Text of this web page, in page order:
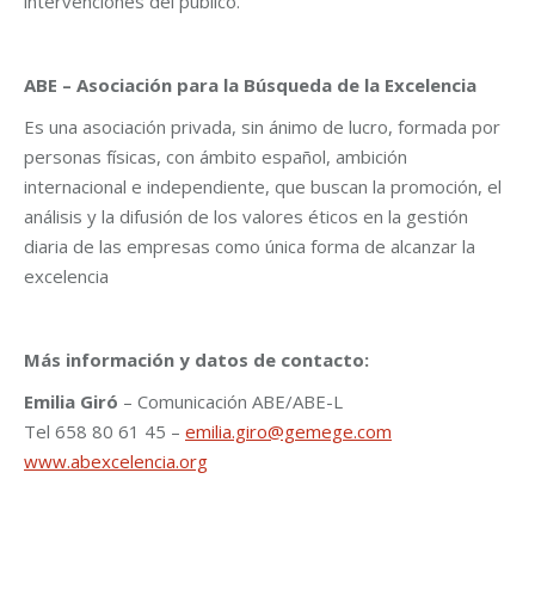
ABE – Asociación para la Búsqueda de la Excelencia
Es una asociación privada, sin ánimo de lucro, formada por
personas físicas, con ámbito español, ambición
internacional e independiente, que buscan la promoción, el
análisis y la difusión de los valores éticos en la gestión
diaria de las empresas como única forma de alcanzar la
excelencia
Más información y datos de contacto:
Emilia Giró – Comunicación ABE/ABE-L
Tel 658 80 61 45 – emilia.giro@gemege.com
www.abexcelencia.org